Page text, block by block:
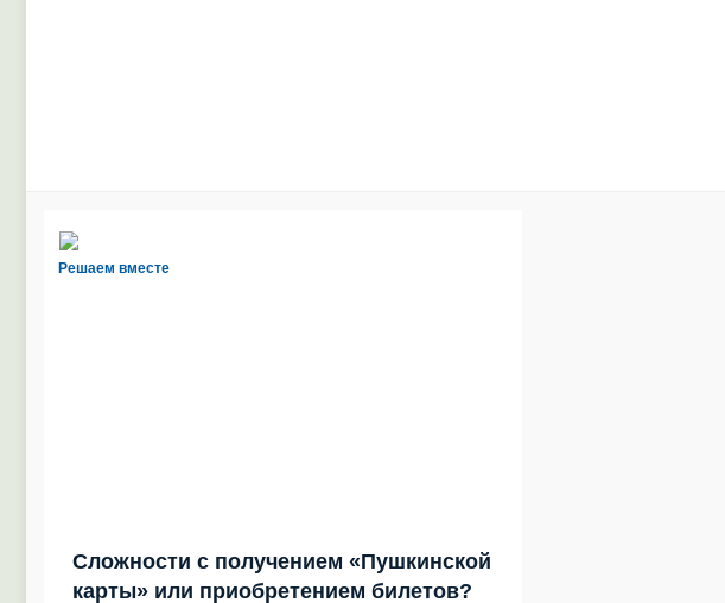
Решаем вместе
Сложности с получением «Пушкинской
карты» или приобретением билетов?